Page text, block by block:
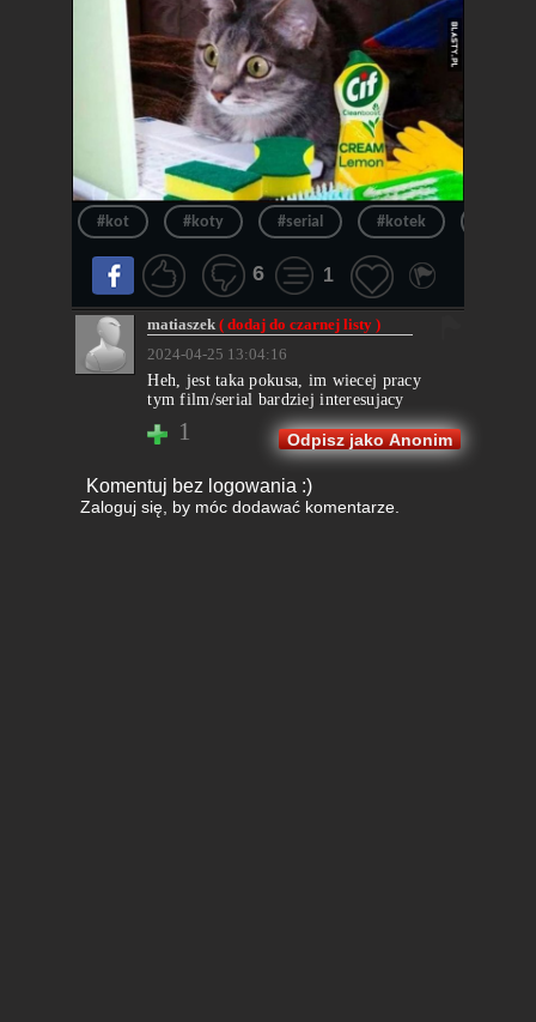
#kot #koty #serial #kotek
6 1
matiaszek( dodaj do czarnej listy )
2024-04-25 13:04:16
Heh, jest taka pokusa, im wiecej pracy
tym film/serial bardziej interesujacy
1 Odpisz jako Anonim
Komentuj bez logowania :)
Zaloguj się, by móc dodawać komentarze.